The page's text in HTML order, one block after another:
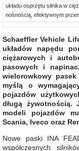
układu osprzętu silnika w
nośnością, efektywnym
Schaeffler Vehicle
układów napędu
ciężarowych i
pasowych i
wielorowkowy
myślą o
pojazdów
długą żywotnością.
modeli pojazdów
Scania, Iveco oraz
Nowe paski INA
współczesnych